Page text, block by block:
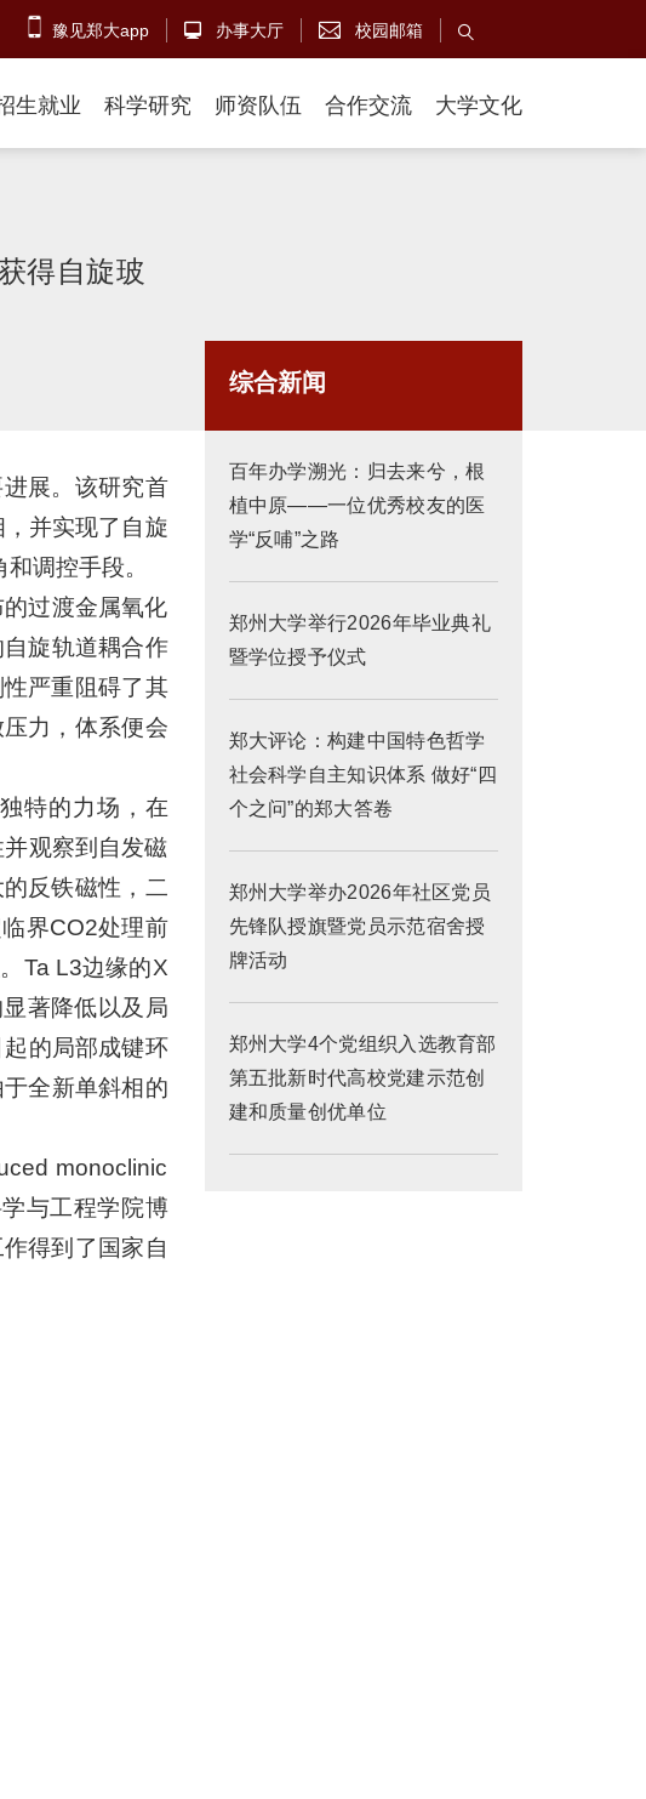
豫见郑大app  办事大厅  校园邮箱 
生就业 科学研究 师资队伍 合作交流 大学文化
得自旋玻
展。该研究首
并实现了自旋
调控手段。
过渡金属氧化
旋轨道耦合作
严重阻碍了其
力，体系便会
特的力场，在
观察到自发磁
反铁磁性，二
界CO2处理前
Ta L3边缘的X
著降低以及局
的局部成键环
全新单斜相的
monoclinic
与工程学院博
得到了国家自
综合新闻
百年办学溯光：归去来兮，根
植中原——一位优秀校友的医
学“反哺”之路
郑州大学举行2026年毕业典礼
暨学位授予仪式
郑大评论：构建中国特色哲学
社会科学自主知识体系 做好“四
个之问”的郑大答卷
郑州大学举办2026年社区党员
先锋队授旗暨党员示范宿舍授
牌活动
郑州大学4个党组织入选教育部
第五批新时代高校党建示范创
建和质量创优单位